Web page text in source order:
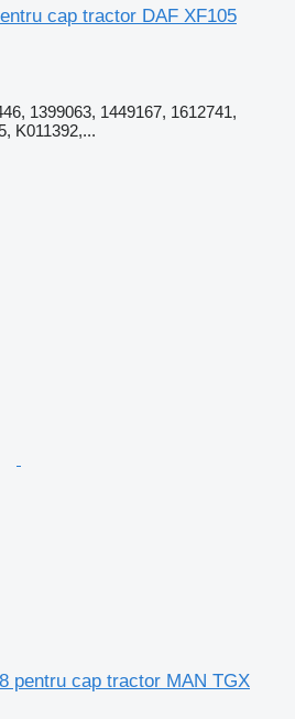
cap tractor DAF XF105
1399063, 1449167, 1612741,
K011392,...
pentru cap tractor MAN TGX